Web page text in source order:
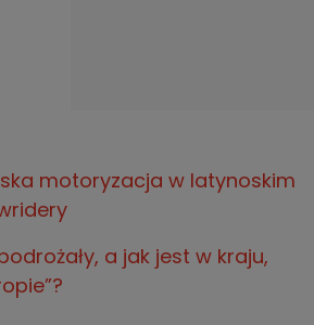
motoryzacja w latynoskim
a jak jest w kraju,